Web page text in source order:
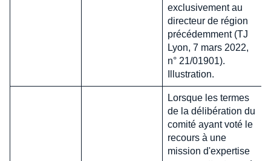
exclusivement au
directeur de région
précédemment (TJ
Lyon, 7 mars 2022,
n° 21/01901).
Illustration.
Lorsque les termes
de la délibération du
comité ayant voté le
recours à une
mission d'expertise